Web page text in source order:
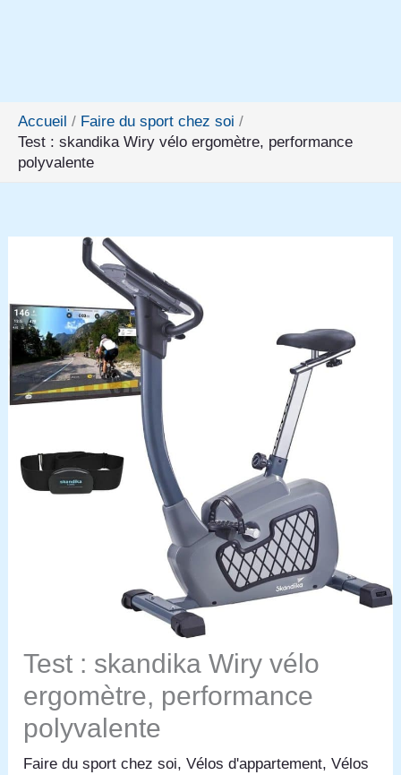
Accueil
Faire du sport chez soi
Test : skandika Wiry vélo ergomètre, performance
polyvalente
Test : skandika Wiry vélo
ergomètre, performance
polyvalente
Faire du sport chez soi,Vélos d'appartement,Vélos